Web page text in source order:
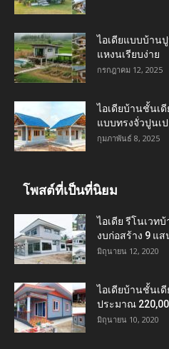
ไอเดียแบบบ้าน
แหงนเรียบง่าย
กรกฎาคม 12, 2025
ไอเดียบ้านชั้นเ
แบบทรงจั่วปูนเ
กุมภาพันธ์ 8, 2025
โพสต์ที่เป็นที่นิยม
ไอเดีย รีโนเวท
งบก่อสร้าง 9 แ
มิถุนายน 12, 2020
ไอเดียบ้านชั้นเ
ประมาณ
มิถุนายน 10, 2020